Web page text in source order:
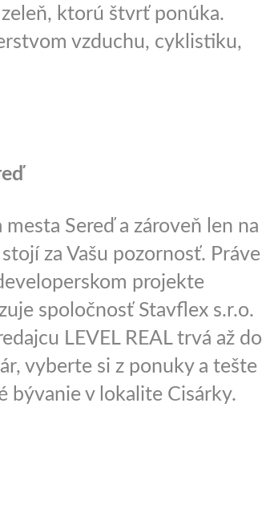
ktorú štvrť ponúka.
vzduchu, cyklistiku,
Sereď a zároveň len na
za Vašu pozornosť. Práve
projekte
spoločnosť Stavflex s.r.o.
LEVEL REAL trvá až do
vyberte si z ponuky a tešte
bývanie v lokalite Cisárky.